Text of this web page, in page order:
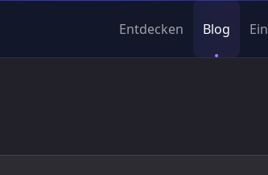
Entdecken Blog